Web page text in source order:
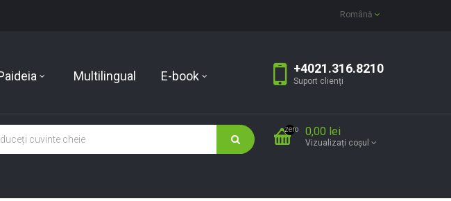
Română
Multilingual E-book
+4021.316.8210
Suport clienți
zero 0,00 lei
Vizualizați coșul